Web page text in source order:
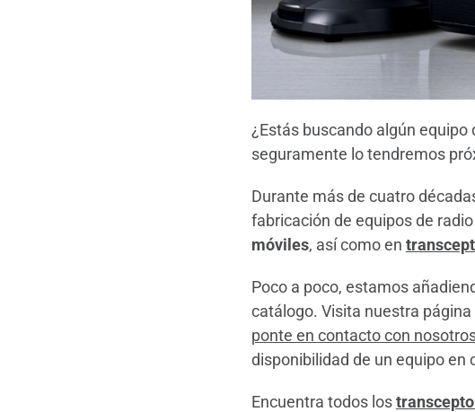
¿Estás buscando algún equipo
seguramente lo tendremos
Durante más de cuatro
fabricación de equipos de
móviles, así como en
Poco a poco, estamos
catálogo. Visita nuestra
ponte en contacto con
disponibilidad de un equipo en
Encuentra todos los